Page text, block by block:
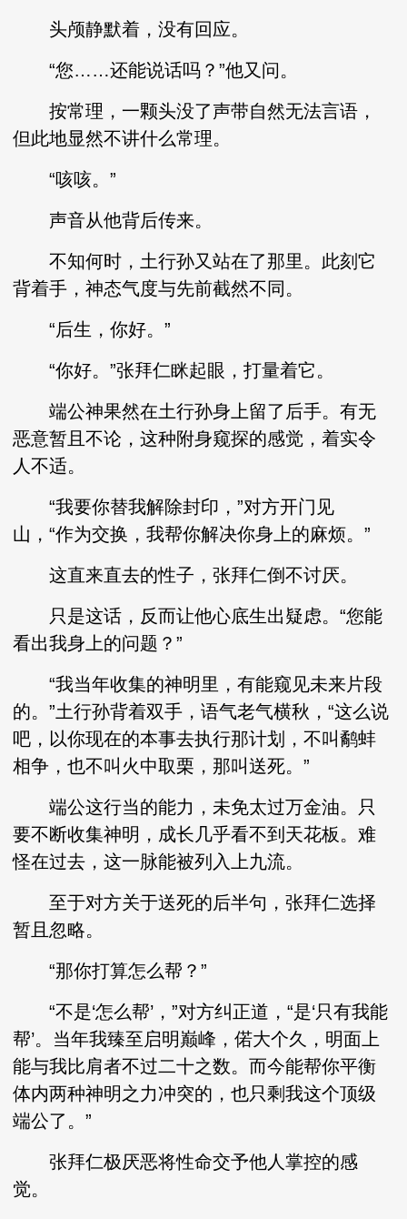
头颅静默着，没有回应。
“您……还能说话吗？”他又问。
按常理，一颗头没了声带自然无法言语，
但此地显然不讲什么常理。
“咳咳。”
声音从他背后传来。
不知何时，土行孙又站在了那里。此刻它
背着手，神态气度与先前截然不同。
“后生，你好。”
“你好。”张拜仁眯起眼，打量着它。
端公神果然在土行孙身上留了后手。有无
恶意暂且不论，这种附身窥探的感觉，着实令
人不适。
“我要你替我解除封印，”对方开门见
山，“作为交换，我帮你解决你身上的麻烦。”
这直来直去的性子，张拜仁倒不讨厌。
只是这话，反而让他心底生出疑虑。“您能
看出我身上的问题？”
“我当年收集的神明里，有能窥见未来片段
的。”土行孙背着双手，语气老气横秋，“这么说
吧，以你现在的本事去执行那计划，不叫鹬蚌
相争，也不叫火中取栗，那叫送死。”
端公这行当的能力，未免太过万金油。只
要不断收集神明，成长几乎看不到天花板。难
怪在过去，这一脉能被列入上九流。
至于对方关于送死的后半句，张拜仁选择
暂且忽略。
“那你打算怎么帮？”
“不是‘怎么帮’，”对方纠正道，“是‘只有我能
帮’。当年我臻至启明巅峰，偌大个久，明面上
能与我比肩者不过二十之数。而今能帮你平衡
体内两种神明之力冲突的，也只剩我这个顶级
端公了。”
张拜仁极厌恶将性命交予他人掌控的感
觉。